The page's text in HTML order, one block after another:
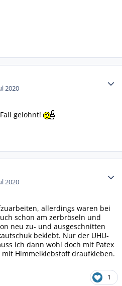
2020
gelohnt!
2020
allerdings waren bei
schon am zerbröseln und
neu zu- und ausgeschnitten
beklebt. Nur der UHU-
ich dann wohl doch mit Patex
Himmelklebstoff draufkleben.
1